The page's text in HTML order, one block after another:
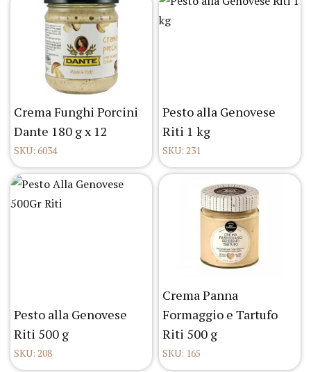
Crema Funghi Porcini
Dante 180 g x 12
SKU: 6034
Pesto alla Genovese
Riti 1 kg
SKU: 231
Pesto alla Genovese
Riti 500 g
SKU: 208
Crema Panna
Formaggio e Tartufo
Riti 500 g
SKU: 165